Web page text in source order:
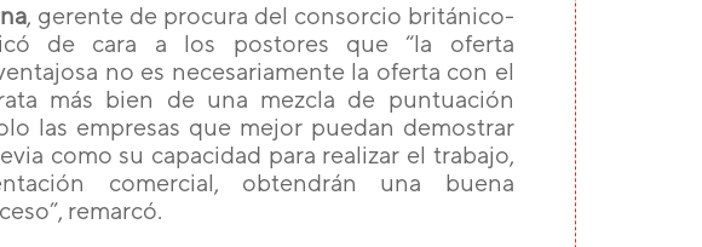
, gerente de procura del consorcio británico-
de cara a los postores que “la oferta
no es necesariamente la oferta con el
más bien de una mezcla de puntuación
las empresas que mejor puedan demostrar
como su capacidad para realizar el trabajo,
comercial, obtendrán una buena
remarcó.